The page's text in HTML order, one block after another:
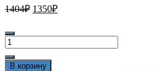
1404₽ Первоначальная
1350₽Текущая
Количество
товара
Подарочный
В корзину